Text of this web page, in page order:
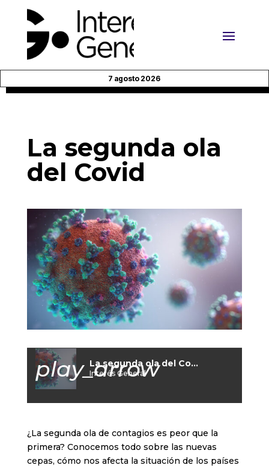
7 agosto 2026
La segunda ola
del Covid
play_arrow La segunda ola del Covid
Interés General
¿La segunda ola de contagios es peor que la
primera? Conocemos todo sobre las nuevas
cepas, cómo nos afecta la situación de los países